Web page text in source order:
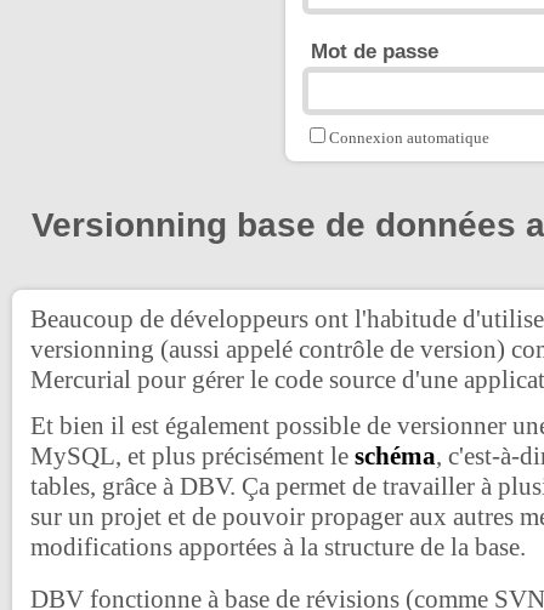
Mot de passe
Connexion automatique
Versionning base de données
Beaucoup de développeurs ont l'habitude
versionning (aussi appelé contrôle de version)
Mercurial pour gérer le code source d'une
Et bien il est également possible de versionner
MySQL, et plus précisément le schéma, c'est-à-
tables, grâce à DBV. Ça permet de travailler à
sur un projet et de pouvoir propager aux autres
modifications apportées à la structure de la base.
DBV fonctionne à base de révisions (comme